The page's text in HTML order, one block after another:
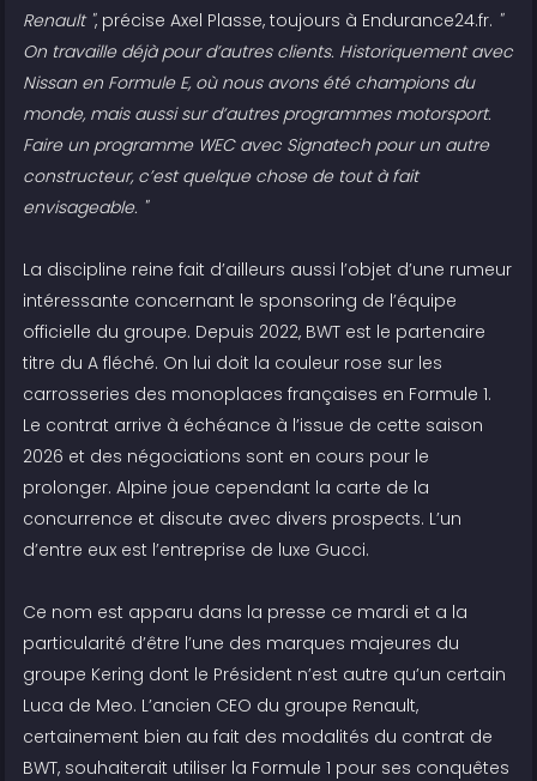
Renault ", précise Axel Plasse, toujours à Endurance24.fr. "
On travaille déjà pour d’autres clients. Historiquement avec
Nissan en Formule E, où nous avons été champions du
monde, mais aussi sur d’autres programmes motorsport.
Faire un programme WEC avec Signatech pour un autre
constructeur, c’est quelque chose de tout à fait
envisageable. "
La discipline reine fait d’ailleurs aussi l’objet d’une rumeur
intéressante concernant le sponsoring de l’équipe
officielle du groupe. Depuis 2022, BWT est le partenaire
titre du A fléché. On lui doit la couleur rose sur les
carrosseries des monoplaces françaises en Formule 1.
Le contrat arrive à échéance à l’issue de cette saison
2026 et des négociations sont en cours pour le
prolonger. Alpine joue cependant la carte de la
concurrence et discute avec divers prospects. L’un
d’entre eux est l’entreprise de luxe Gucci.
Ce nom est apparu dans la presse ce mardi et a la
particularité d’être l’une des marques majeures du
groupe Kering dont le Président n’est autre qu’un certain
Luca de Meo. L’ancien CEO du groupe Renault,
certainement bien au fait des modalités du contrat de
BWT, souhaiterait utiliser la Formule 1 pour ses conquêtes